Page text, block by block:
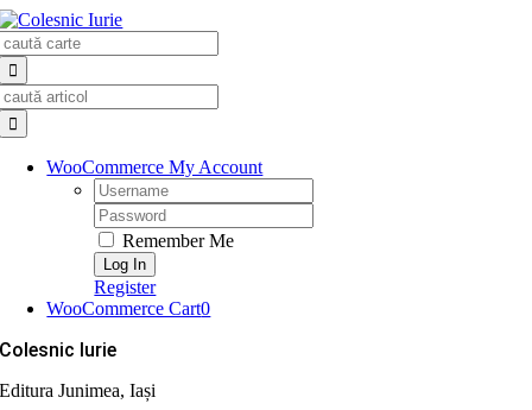
Skip
to
content
WooCommerce My Account
Username:
Password:
Remember Me
Register
WooCommerce Cart0
Colesnic Iurie
Editura Junimea, Iași